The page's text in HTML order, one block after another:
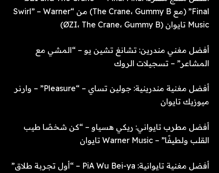
Final” (مع The Crane، Gummy B) من “Swirl” – Warner
Music تايوان (ØZI، The Crane، Gummy B)
أفضل مغني مندرين: تشانغ تشين يو – “المشي مع
المشاعر” – تسجيلات الروك
أفضل مغنية مندرينية: جولين تساي – “Pleasure” – وارنر
ميوزيك تايوان
أفضل مطرب تايواني: ريكي هسياو – “كن شخصًا طيب
القلب ولطيفًا” – Warner Music تايوان
أفضل مغنية تايوانية: PiA Wu Bei-ya – “أول تجربة طلاق”